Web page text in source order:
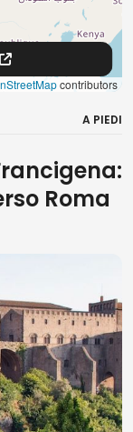
contributors
A PIEDI
Roma